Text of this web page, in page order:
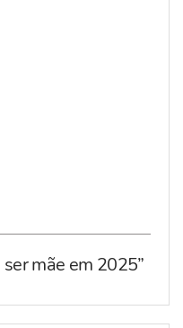
ser mãe em 2025”